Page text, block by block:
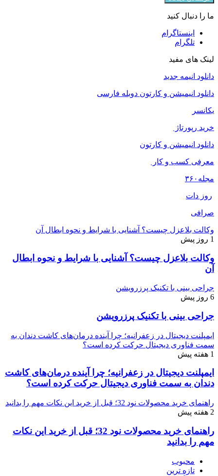
ما را دنبال کنید
اینستاگرام
تلگرام
لینک های مفید
دانلود انیمه جدید
دانلود انیمیشن و کارتون دوبله فارسی
یکانسر
خرید رپورتاژ
دانلود انیمیشن و کارتون
معرفی کسب و کار
مجله ۳۶۰
روز دات
صرافی
وکالت بلاعزل چیست؟ آشنایی با شرایط و نحوه ابطال آن
1 روز پیش
وکالت بلاعزل چیست؟ آشنایی با شرایط و نحوه ابطال
آن
جراحی بینی با تکنیک پرزرویشن
6 روز پیش
جراحی بینی با تکنیک پرزرویشن
ایمپلنت دیجیتال در زعفرانیه؛ چرا آینده درمان‌های کاشت دندان به
سمت فناوری دیجیتال حرکت کرده است؟
1 هفته پیش
ایمپلنت دیجیتال در زعفرانیه؛ چرا آینده درمان‌های کاشت
دندان به سمت فناوری دیجیتال حرکت کرده است؟
راهنمای خرید محصولات نود 32؛ قبل از خرید این نکات مهم را بدانید
2 هفته پیش
راهنمای خرید محصولات نود 32؛ قبل از خرید این نکات
مهم را بدانید
محبوب
تازه ترین